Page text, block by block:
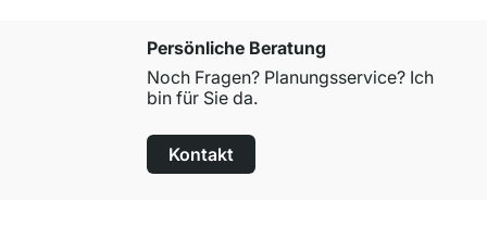
Persönliche Beratung
Noch Fragen? Planungsservice? Ich
bin für Sie da.
Kontakt